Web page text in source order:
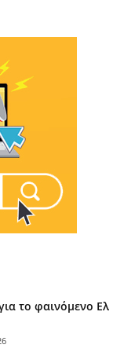
το φαινόμενο Ελ